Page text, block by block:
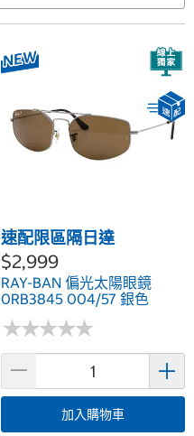
速配限區隔日達
$2,999
RAY-BAN 偏光太陽眼鏡
0RB3845 004/57 銀色
★★★★★
★★★★★
加入購物車